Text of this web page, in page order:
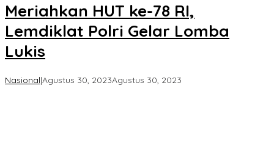
Meriahkan HUT ke-78 RI,
Lemdiklat Polri Gelar Lomba
Lukis
Nasional|Agustus 30, 2023Agustus 30, 2023